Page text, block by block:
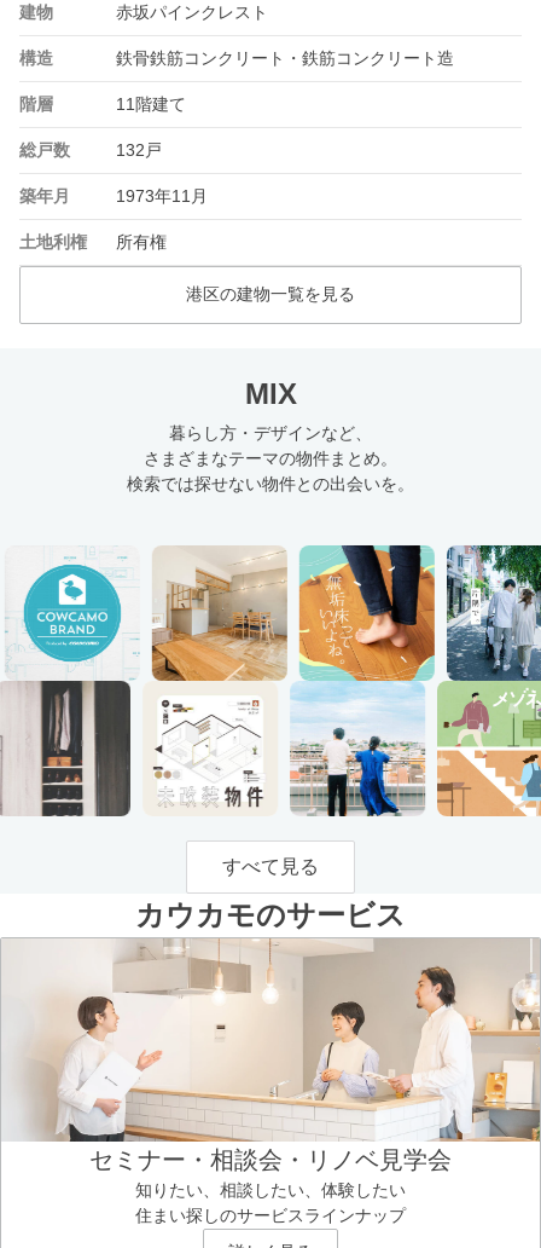
建物 赤坂パインクレスト
構造 鉄骨鉄筋コンクリート・鉄筋コンクリート造
階層 11階建て
総戸数 132戸
築年月 1973年11月
土地利権 所有権
港区の建物一覧を見る
MIX
暮らし方・デザインなど、
さまざまなテーマの物件まとめ。
検索では探せない物件との出会いを。
すべて見る
カウカモのサービス
セミナー・相談会・リノベ見学会
知りたい、相談したい、体験したい
住まい探しのサービスラインナップ